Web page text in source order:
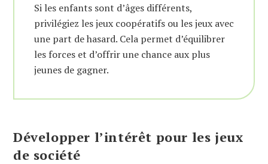
Si les enfants sont d’âges différents,
privilégiez les jeux coopératifs ou les jeux avec
une part de hasard. Cela permet d’équilibrer
les forces et d’offrir une chance aux plus
jeunes de gagner.
Développer l’intérêt pour les jeux
de société